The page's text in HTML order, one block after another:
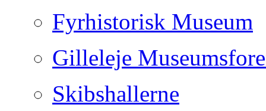
Fyrhistorisk Museum
Gilleleje
Skibshallerne